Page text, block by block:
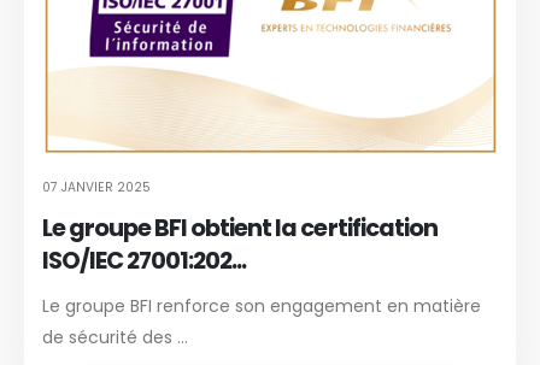
07 JANVIER 2025
Le groupe BFI obtient la certification
ISO/IEC 27001:202...
Le groupe BFI renforce son engagement en matière
de sécurité des ...